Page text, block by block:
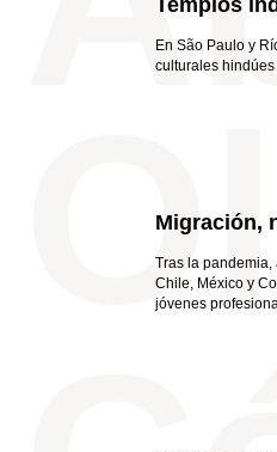
En São Paulo y
culturales
Migración,
Tras la
Chile, México y
jóvenes